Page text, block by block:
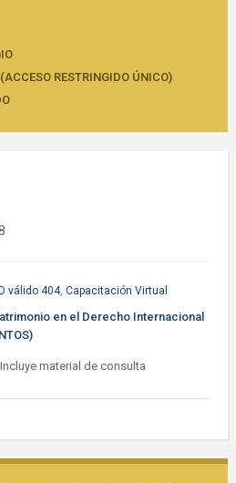
RESTRINGIDO ÚNICO)
válido 404, Capacitación Virtual
en el Derecho Internacional
material de consulta